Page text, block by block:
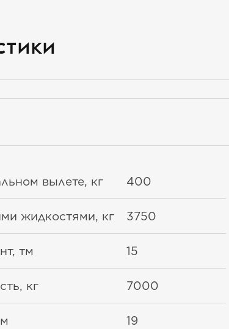
вылете, кг 400
жидкостями, кг 3750
тм 15
кг 7000
19